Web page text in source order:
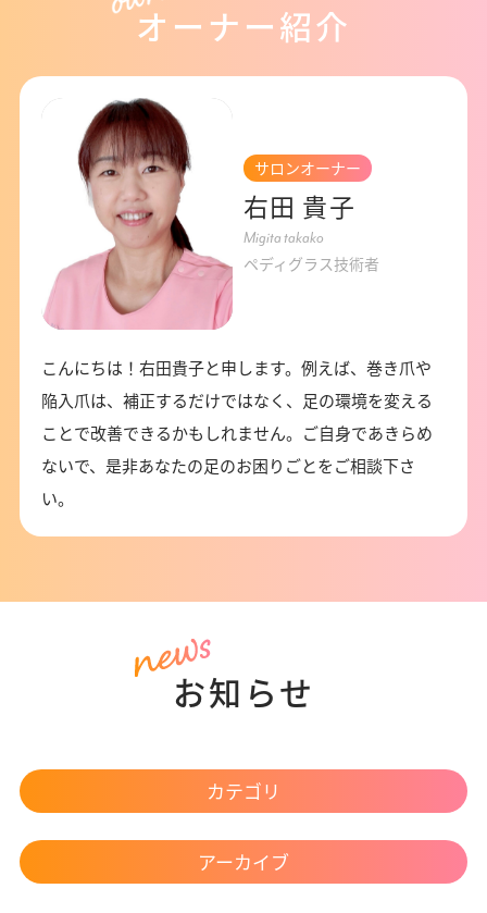
オーナー紹介
サロンオーナー
右田 貴子
Migita takako
ペディグラス技術者
こんにちは！右田貴子と申します。例えば、巻き爪や
陥入爪は、補正するだけではなく、足の環境を変える
ことで改善できるかもしれません。ご自身であきらめ
ないで、是非あなたの足のお困りごとをご相談下さ
い。
お知らせ
カテゴリ
アーカイブ